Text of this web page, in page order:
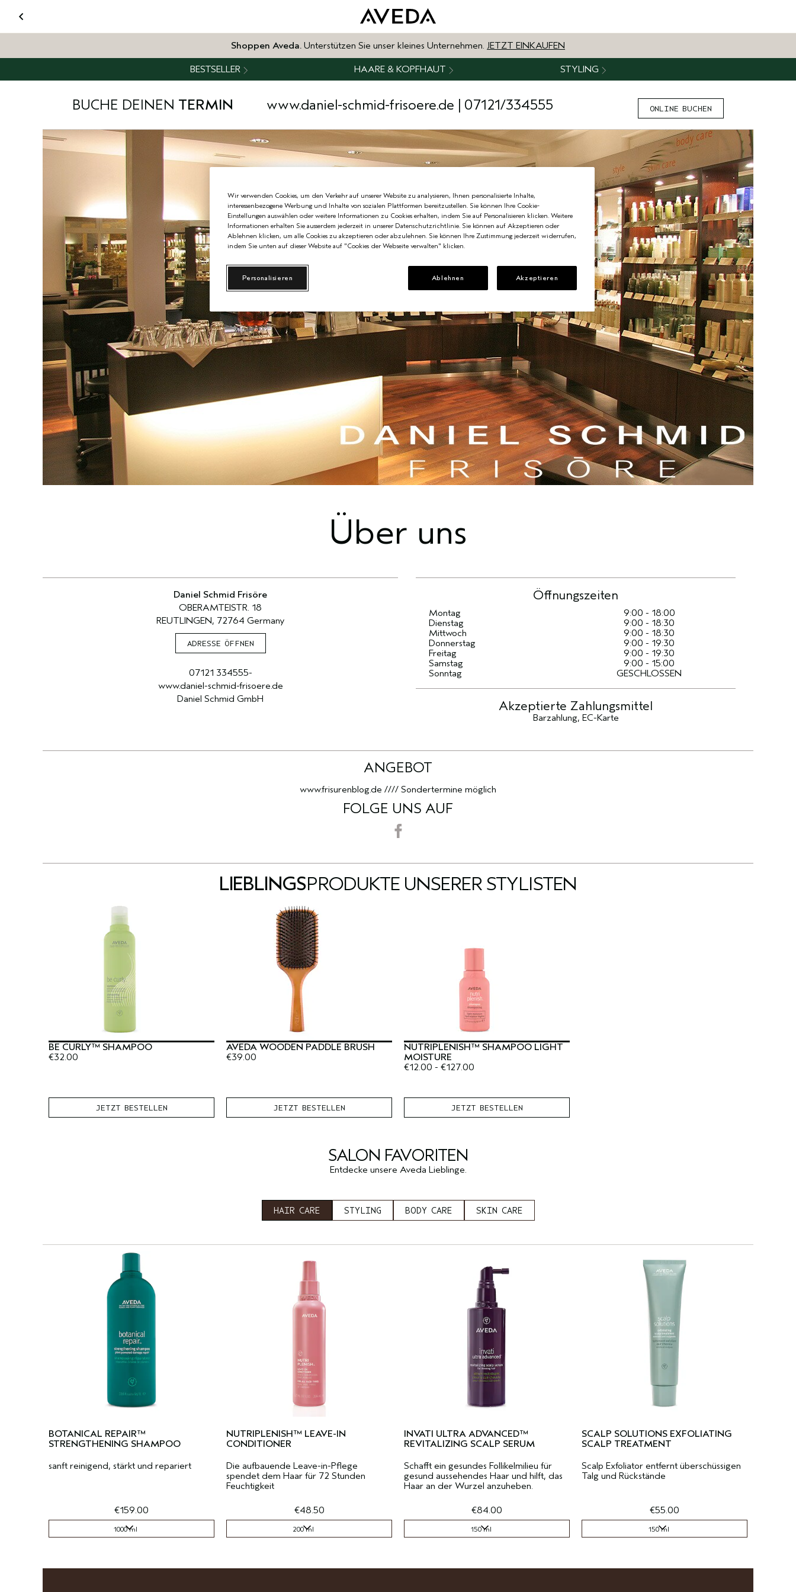
Shoppen Aveda. Unterstützen Sie unser kleines Unternehmen. JETZT EINKAUFEN
BESTSELLER HAARE & KOPFHAUT STYLING
ONLINE BUCHEN
BUCHE DEINEN TERMIN www.daniel-schmid-frisoere.de | 07121/334555
Über uns
Daniel Schmid Frisöre
OBERAMTEISTR. 18
REUTLINGEN, 72764 Germany
ADRESSE ÖFFNEN
07121 334555-
www.daniel-schmid-frisoere.de
Daniel Schmid GmbH
Öffnungszeiten
Montag
9:00 - 18:00
Dienstag
9:00 - 18:30
Mittwoch
9:00 - 18:30
Donnerstag
9:00 - 19:30
Freitag
9:00 - 19:30
Samstag
9:00 - 15:00
Sonntag
GESCHLOSSEN
Akzeptierte Zahlungsmittel
Barzahlung, EC-Karte
ANGEBOT
www.frisurenblog.de //// Sondertermine möglich
FOLGE UNS AUF
LIEBLINGSPRODUKTE UNSERER STYLISTEN
BE CURLY™ SHAMPOO
€32.00
JETZT BESTELLEN
AVEDA WOODEN PADDLE BRUSH
€39.00
JETZT BESTELLEN
NUTRIPLENISH™ SHAMPOO LIGHT
MOISTURE
€12.00 - €127.00
JETZT BESTELLEN
SALON FAVORITEN
Entdecke unsere Aveda Lieblinge.
HAIR CARE STYLING BODY CARE SKIN CARE
BOTANICAL REPAIR™
STRENGTHENING SHAMPOO
sanft reinigend, stärkt und repariert
€159.00
1000 ml
NUTRIPLENISH™ LEAVE-IN
CONDITIONER
Die aufbauende Leave-in-Pflege
spendet dem Haar für 72 Stunden
Feuchtigkeit
€48.50
200 ml
INVATI ULTRA ADVANCED™
REVITALIZING SCALP SERUM
Schafft ein gesundes Follikelmilieu für
gesund aussehendes Haar und hilft, das
Haar an der Wurzel anzuheben.
€84.00
150 ml
SCALP SOLUTIONS EXFOLIATING
SCALP TREATMENT
Scalp Exfoliator entfernt überschüssigen
Talg und Rückstände
€55.00
150 ml
Wir verwenden Cookies, um den Verkehr auf unserer Website zu analysieren, Ihnen personalisierte Inhalte,
interessenbezogene Werbung und Inhalte von sozialen Plattformen bereitzustellen. Sie können Ihre Cookie-
Einstellungen auswählen oder weitere Informationen zu Cookies erhalten, indem Sie auf Personalisieren klicken. Weitere
Informationen erhalten Sie ausserdem jederzeit in unserer Datenschutzrichtlinie. Sie können auf Akzeptieren oder
Ablehnen klicken, um alle Cookies zu akzeptieren oder abzulehnen. Sie können Ihre Zustimmung jederzeit widerrufen,
indem Sie unten auf dieser Website auf "Cookies der Webseite verwalten" klicken.
Personalisieren Ablehnen Akzeptieren